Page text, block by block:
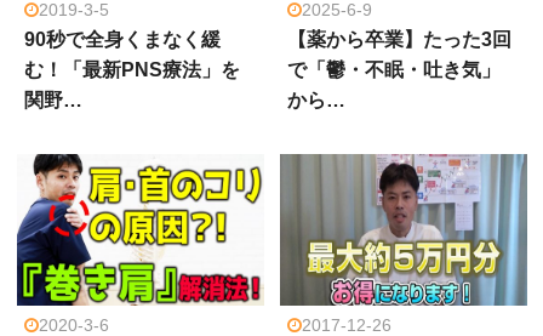
2019-3-5
90秒で全身くまなく緩
む！「最新PNS療法」を
関野…
2025-6-9
【薬から卒業】たった3回
で「鬱・不眠・吐き気」
から…
2020-3-6 2017-12-26